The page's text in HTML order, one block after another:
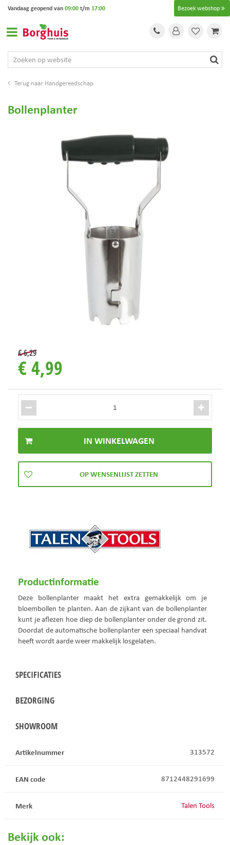
Handgereedschap
Bezoek webshop
Vandaag geopend van09:00t/m 17:00
Bollenplanter
€6,29
€4,99
Productinformatie
Deze bollenplanter maakt het extra gemakkelijk om je
bloembollen te planten. Aan de zijkant van de bollenplanter
kunt je aflezen hoe diep de bollenplanter onder de grond zit.
Doordat de automatische bollenplanter een speciaal handvat
heeft wordt aarde weer makkelijk losgelaten.
SPECIFICATIES
BEZORGING
SHOWROOM
Artikelnummer 313572
EAN code 8712448291699
Merk Talen Tools
Bekijk ook: